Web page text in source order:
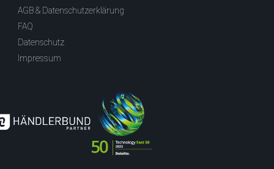
AGB & Datenschutzerklärung
FAQ
Datenschutz
Impressum